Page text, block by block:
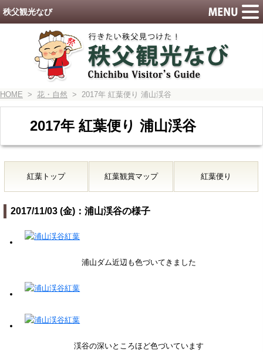
HOME > 花・自然 > 2017年 紅葉便り 浦山渓谷
2017年 紅葉便り 浦山渓谷
紅葉トップ 紅葉観賞マップ 紅葉便り
2017/11/03 (金)：浦山渓谷の様子
浦山ダム近辺も色づいてきました
渓谷の深いところほど色づいています
秩父観光なび